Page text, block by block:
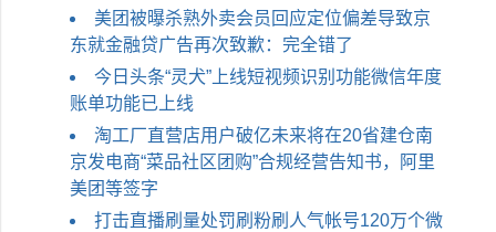
美团被曝杀熟外卖会员回应定位偏差导致京
东就金融贷广告再次致歉：完全错了
今日头条“灵犬”上线短视频识别功能微信年度
账单功能已上线
淘工厂直营店用户破亿未来将在20省建仓南
京发电商“菜品社区团购”合规经营告知书，阿里
美团等签字
打击直播刷量处罚刷粉刷人气帐号120万个微